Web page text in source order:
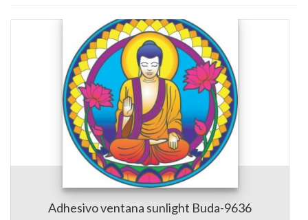
Adhesivo ventana sunlight Buda-9636
7,00 €